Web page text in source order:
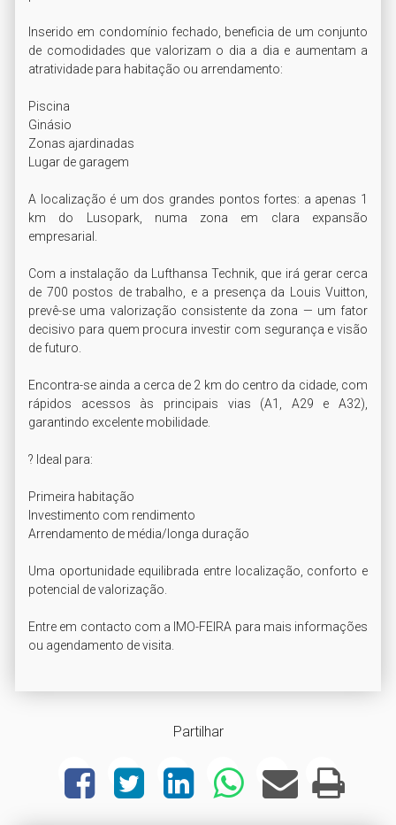
Inserido em condomínio fechado, beneficia de um conjunto
de comodidades que valorizam o dia a dia e aumentam a
atratividade para habitação ou arrendamento:
Piscina
Ginásio
Zonas ajardinadas
Lugar de garagem
A localização é um dos grandes pontos fortes: a apenas 1
km do Lusopark, numa zona em clara expansão
empresarial.
Com a instalação da Lufthansa Technik, que irá gerar cerca
de 700 postos de trabalho, e a presença da Louis Vuitton,
prevê-se uma valorização consistente da zona — um fator
decisivo para quem procura investir com segurança e visão
de futuro.
Encontra-se ainda a cerca de 2 km do centro da cidade, com
rápidos acessos às principais vias (A1, A29 e A32),
garantindo excelente mobilidade.
? Ideal para:
Primeira habitação
Investimento com rendimento
Arrendamento de média/longa duração
Uma oportunidade equilibrada entre localização, conforto e
potencial de valorização.
Entre em contacto com a IMO-FEIRA para mais informações
ou agendamento de visita.
Partilhar